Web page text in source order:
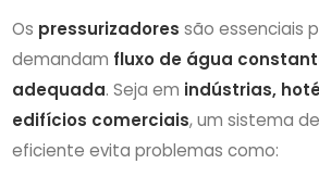
Os pressurizadores são essenciais
demandam fluxo de água
adequada. Seja em indústrias,
edifícios comerciais, um sistema
eficiente evita problemas como: